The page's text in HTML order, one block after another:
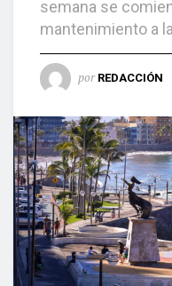
semana se
mantenimiento a
por REDACCIÓN